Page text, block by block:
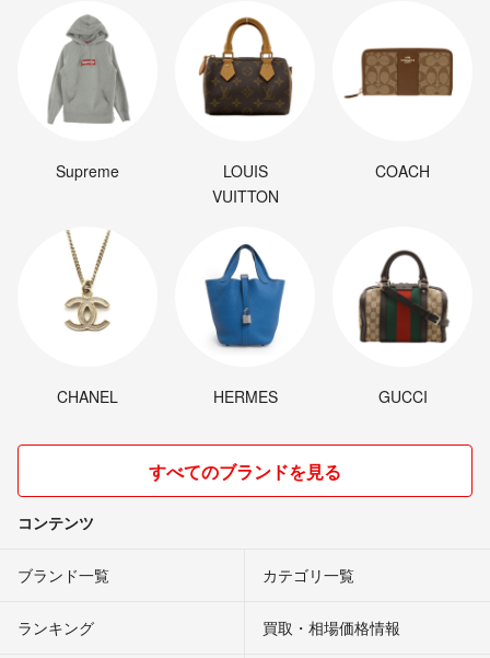
Supreme
LOUIS
VUITTON
COACH
CHANEL HERMES GUCCI
すべてのブランドを見る
コンテンツ
ブランド一覧 カテゴリ一覧
ランキング 買取・相場価格情報